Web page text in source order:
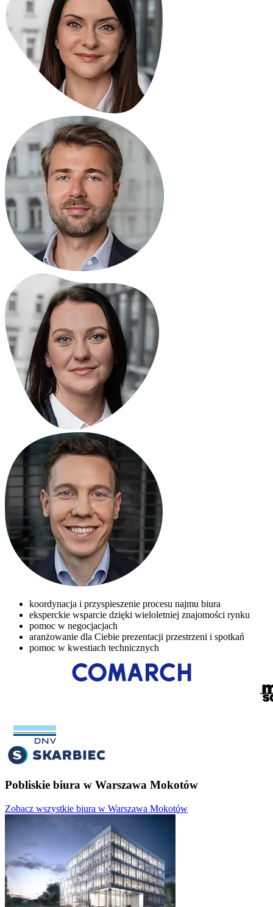
koordynacja i przyspieszenie procesu najmu biura
eksperckie wsparcie dzięki wieloletniej znajomości rynku
pomoc w negocjacjach
aranżowanie dla Ciebie prezentacji przestrzeni i spotkań
pomoc w kwestiach technicznych
Pobliskie biura w Warszawa Mokotów
Zobacz wszystkie biura w Warszawa Mokotów